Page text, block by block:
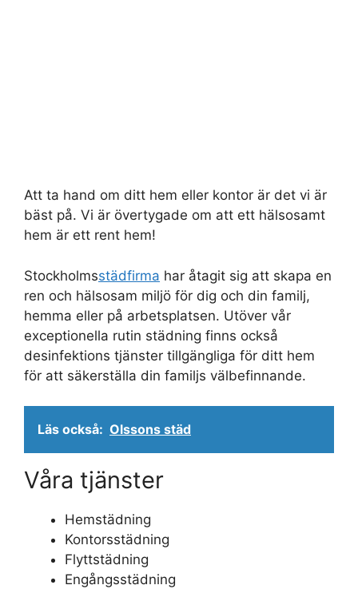
Att ta hand om ditt hem eller kontor är det vi är
bäst på. Vi är övertygade om att ett hälsosamt
hem är ett rent hem!
Stockholmsstädfirma har åtagit sig att skapa en
ren och hälsosam miljö för dig och din familj,
hemma eller på arbetsplatsen. Utöver vår
exceptionella rutin städning finns också
desinfektions tjänster tillgängliga för ditt hem
för att säkerställa din familjs välbefinnande.
Läs också: Olssons städ
Våra tjänster
Hemstädning
Kontorsstädning
Flyttstädning
Engångsstädning